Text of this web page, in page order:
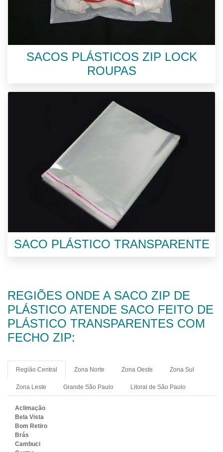
SACOS PLÁSTICOS ZIP LOCK
ROUPAS
SACO PLÁSTICO TRANSPARENTE
REGIÕES ONDE A SACO ZIP DE
PLÁSTICO ATENDE SACO FEITO DE
PLÁSTICO TRANSPARENTES COM
FECHO ZIP:
Região Central Zona Norte Zona Oeste Zona Sul
Zona Leste Grande São Paulo Litoral de São Paulo
Aclimação
Bela Vista
Bom Retiro
Brás
Cambuci